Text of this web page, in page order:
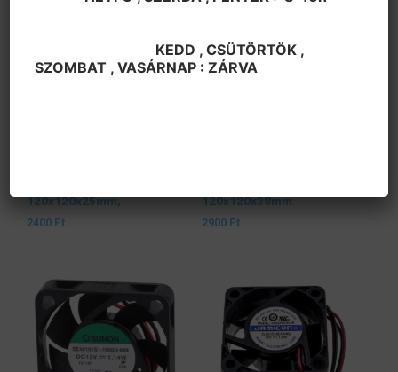
120x120x25mm,
2400 Ft
120x120x38mm
2900 Ft
KEDD , CSÜTÖRTÖK ,
SZOMBAT , VASÁRNAP : ZÁRVA